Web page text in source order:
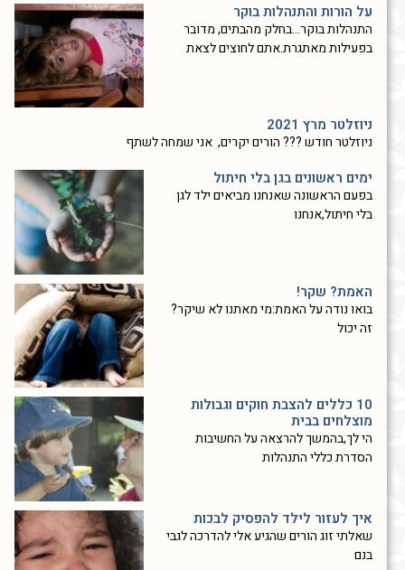
על הורות והתנהלות בוקר
התנהלות בוקר…בחלק מהבתים, מדובר
בפעילות מאתגרת.אתם לחוצים לצאת
ניוזלטר מרץ 2021
ניוזלטר חודש ??? הורים יקרים, אני שמחה לשתף
ימים ראשונים בגן בלי חיתול
בפעם הראשונה שאנחנו מביאים ילד לגן
בלי חיתול,אנחנו
האמת? שקר!
בואו נודה על האמת:מי מאתנו לא שיקר?
זה יכול
10 כללים להצבת חוקים וגבולות
מוצלחים בבית
הי לך,בהמשך להרצאה על החשיבות
הסדרת כללי התנהלות
איך לעזור לילד להפסיק לבכות
שאלתי זוג הורים שהגיע אלי להדרכה לגבי
בנם